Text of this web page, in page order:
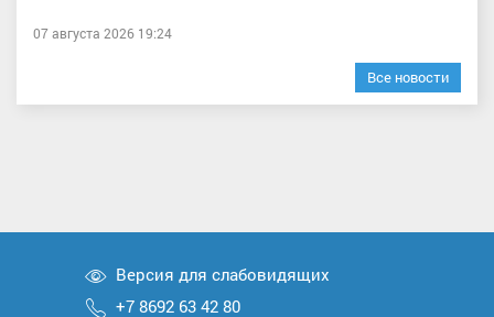
07 августа 2026 19:24
Все новости
Версия для слабовидящих
+7 8692 63 42 80